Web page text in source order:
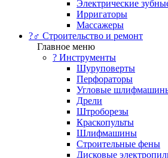
Электрические
Ирригаторы
Массажеры
?‍♂️ Строительство и ремонт
Главное меню
?️ Инструменты
Шуруповерты
Перфораторы
Угловые
Дрели
Штроборезы
Краскопульты
Шлифмашины
Строительные фены
Дисковые